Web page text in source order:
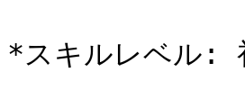
*スキルレベル: